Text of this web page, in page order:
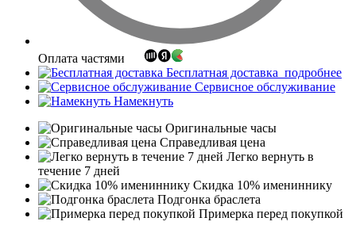
Оплата частями
Бесплатная доставка подробнее
Сервисное обслуживание
Намекнуть
Оригинальные часы
Справедливая цена
Легко вернуть в
течение 7 дней
Скидка 10% имениннику
Подгонка браслета
Примерка перед покупкой